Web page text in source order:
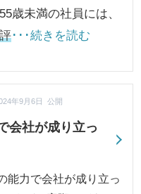
歳未満の社員には、
･･･続きを読む
会社が成り立っ
年9月6日 公開
能力で会社が成り立っ